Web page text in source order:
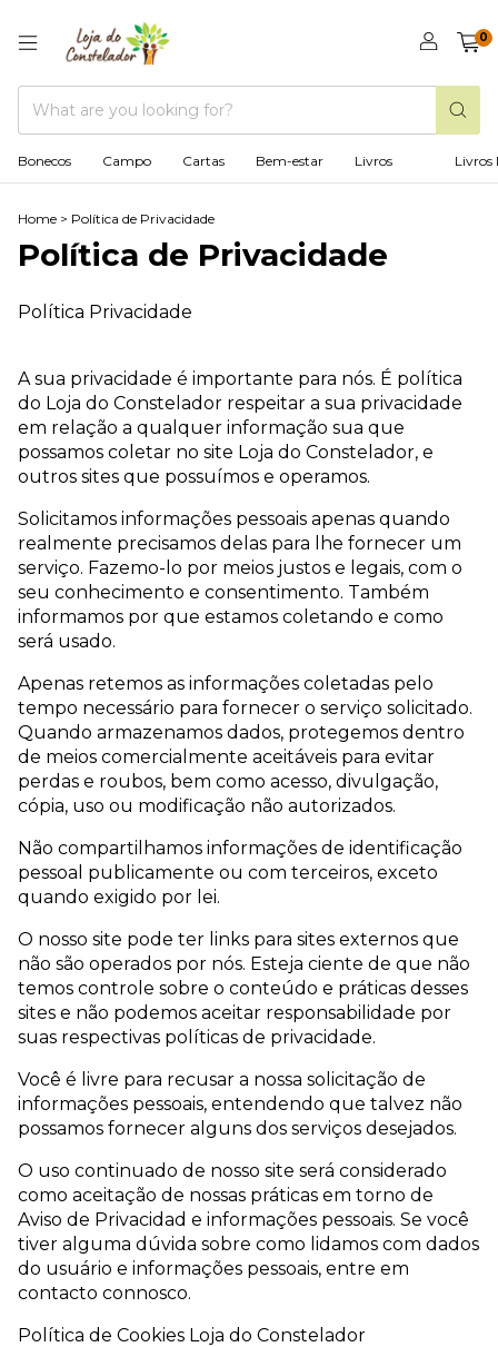
0
Bonecos Campo Cartas Bem-estar Livros Livros
Home > Política de Privacidade
Política de Privacidade
Política Privacidade
A sua privacidade é importante para nós. É política
do Loja do Constelador respeitar a sua privacidade
em relação a qualquer informação sua que
possamos coletar no site Loja do Constelador, e
outros sites que possuímos e operamos.
Solicitamos informações pessoais apenas quando
realmente precisamos delas para lhe fornecer um
serviço. Fazemo-lo por meios justos e legais, com o
seu conhecimento e consentimento. Também
informamos por que estamos coletando e como
será usado.
Apenas retemos as informações coletadas pelo
tempo necessário para fornecer o serviço solicitado.
Quando armazenamos dados, protegemos dentro
de meios comercialmente aceitáveis ​​para evitar
perdas e roubos, bem como acesso, divulgação,
cópia, uso ou modificação não autorizados.
Não compartilhamos informações de identificação
pessoal publicamente ou com terceiros, exceto
quando exigido por lei.
O nosso site pode ter links para sites externos que
não são operados por nós. Esteja ciente de que não
temos controle sobre o conteúdo e práticas desses
sites e não podemos aceitar responsabilidade por
suas respectivas políticas de privacidade.
Você é livre para recusar a nossa solicitação de
informações pessoais, entendendo que talvez não
possamos fornecer alguns dos serviços desejados.
O uso continuado de nosso site será considerado
como aceitação de nossas práticas em torno de
Aviso de Privacidad e informações pessoais. Se você
tiver alguma dúvida sobre como lidamos com dados
do usuário e informações pessoais, entre em
contacto connosco.
Política de Cookies Loja do Constelador